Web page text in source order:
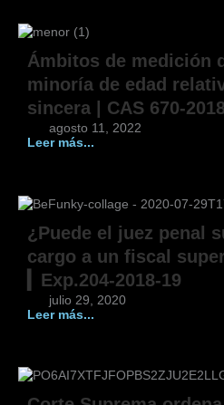
Ámbitos de medición
minoría de edad
sincera | CAS 670-
agosto 11, 2022
Leer más...
¿Puede el juez penal
cargo a un fiscal
▎Exp.204-2018-19
julio 29, 2020
Leer más...